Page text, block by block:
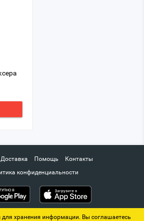
Доставка Помощь
Контакты
конфиденциальности
хранения информации. Вы соглашаетесь